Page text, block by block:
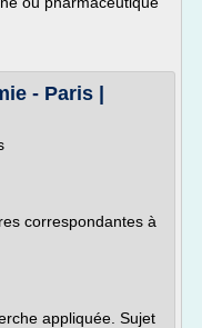
- Paris |
correspondantes à
appliquée. Sujet